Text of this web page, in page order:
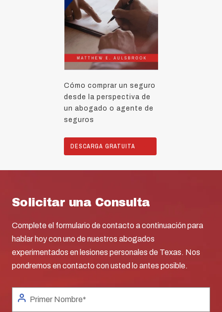
Cómo comprar un seguro
desde la perspectiva de
un abogado o agente de
seguros
DESCARGA GRATUITA
Solicitar una Consulta
Complete el formulario de contacto a continuación para
hablar hoy con uno de nuestros abogados
experimentados en lesiones personales de Texas. Nos
pondremos en contacto con usted lo antes posible.